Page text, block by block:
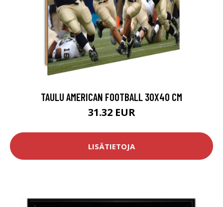
TAULU AMERICAN FOOTBALL 30X40 CM
31.32 EUR
LISÄTIETOJA